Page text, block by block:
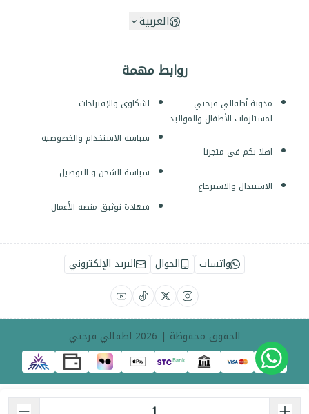
روابط مهمة
مدونة أطفالي فرحتي
لمستلزمات الأطفال والمواليد
اهلا بكم فى متجرنا
الاستبدال والاسترجاع
لشكاوى والإقتراحات
سياسة الاستخدام والخصوصية
سياسة الشحن و التوصيل
شهادة توثيق منصة الأعمال
العربية
واتساب الجوال البريد الإلكتروني
الحقوق محفوظة | 2026 اطفالي فرحتي